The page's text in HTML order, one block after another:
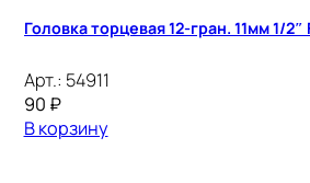
Головка торцевая 12-гран. 11мм 1/2″
Арт.: 54911
90 ₽
В корзину